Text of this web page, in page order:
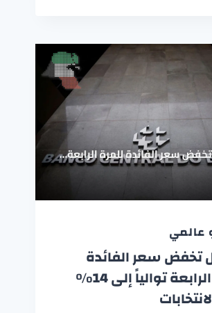
عالمي
تخفض سعر الفائدة
للمرة الرابعة توالياً إلى 14%